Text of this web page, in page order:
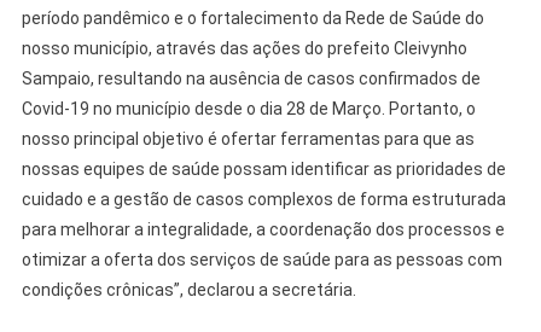
período pandêmico e o fortalecimento da Rede de Saúde do
nosso município, através das ações do prefeito Cleivynho
Sampaio, resultando na ausência de casos confirmados de
Covid-19 no município desde o dia 28 de Março. Portanto, o
nosso principal objetivo é ofertar ferramentas para que as
nossas equipes de saúde possam identificar as prioridades de
cuidado e a gestão de casos complexos de forma estruturada
para melhorar a integralidade, a coordenação dos processos e
otimizar a oferta dos serviços de saúde para as pessoas com
condições crônicas”, declarou a secretária.